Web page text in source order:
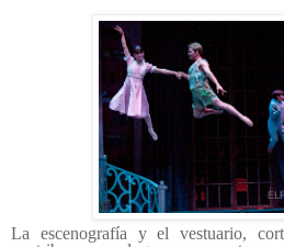
La escenografía y el vestuario,